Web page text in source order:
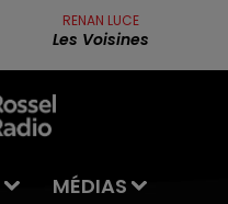
RENAN LUCE
Les Voisines
MÉDIAS